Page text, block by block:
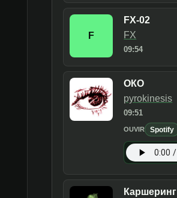
F
FX-02
FX
09:54
ОКО
pyrokinesis
09:51
OUVIR Spotify
Каршеринг